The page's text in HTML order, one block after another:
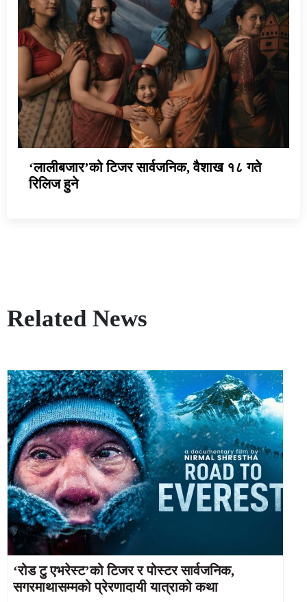
‘लालीबजार’को टिजर सार्वजनिक, वैशाख १८ गते
रिलिज हुने
Related News
‘रोड टु एभरेस्ट’को टिजर र पोस्टर सार्वजनिक,
सगरमाथासम्मको प्रेरणादायी यात्राको कथा